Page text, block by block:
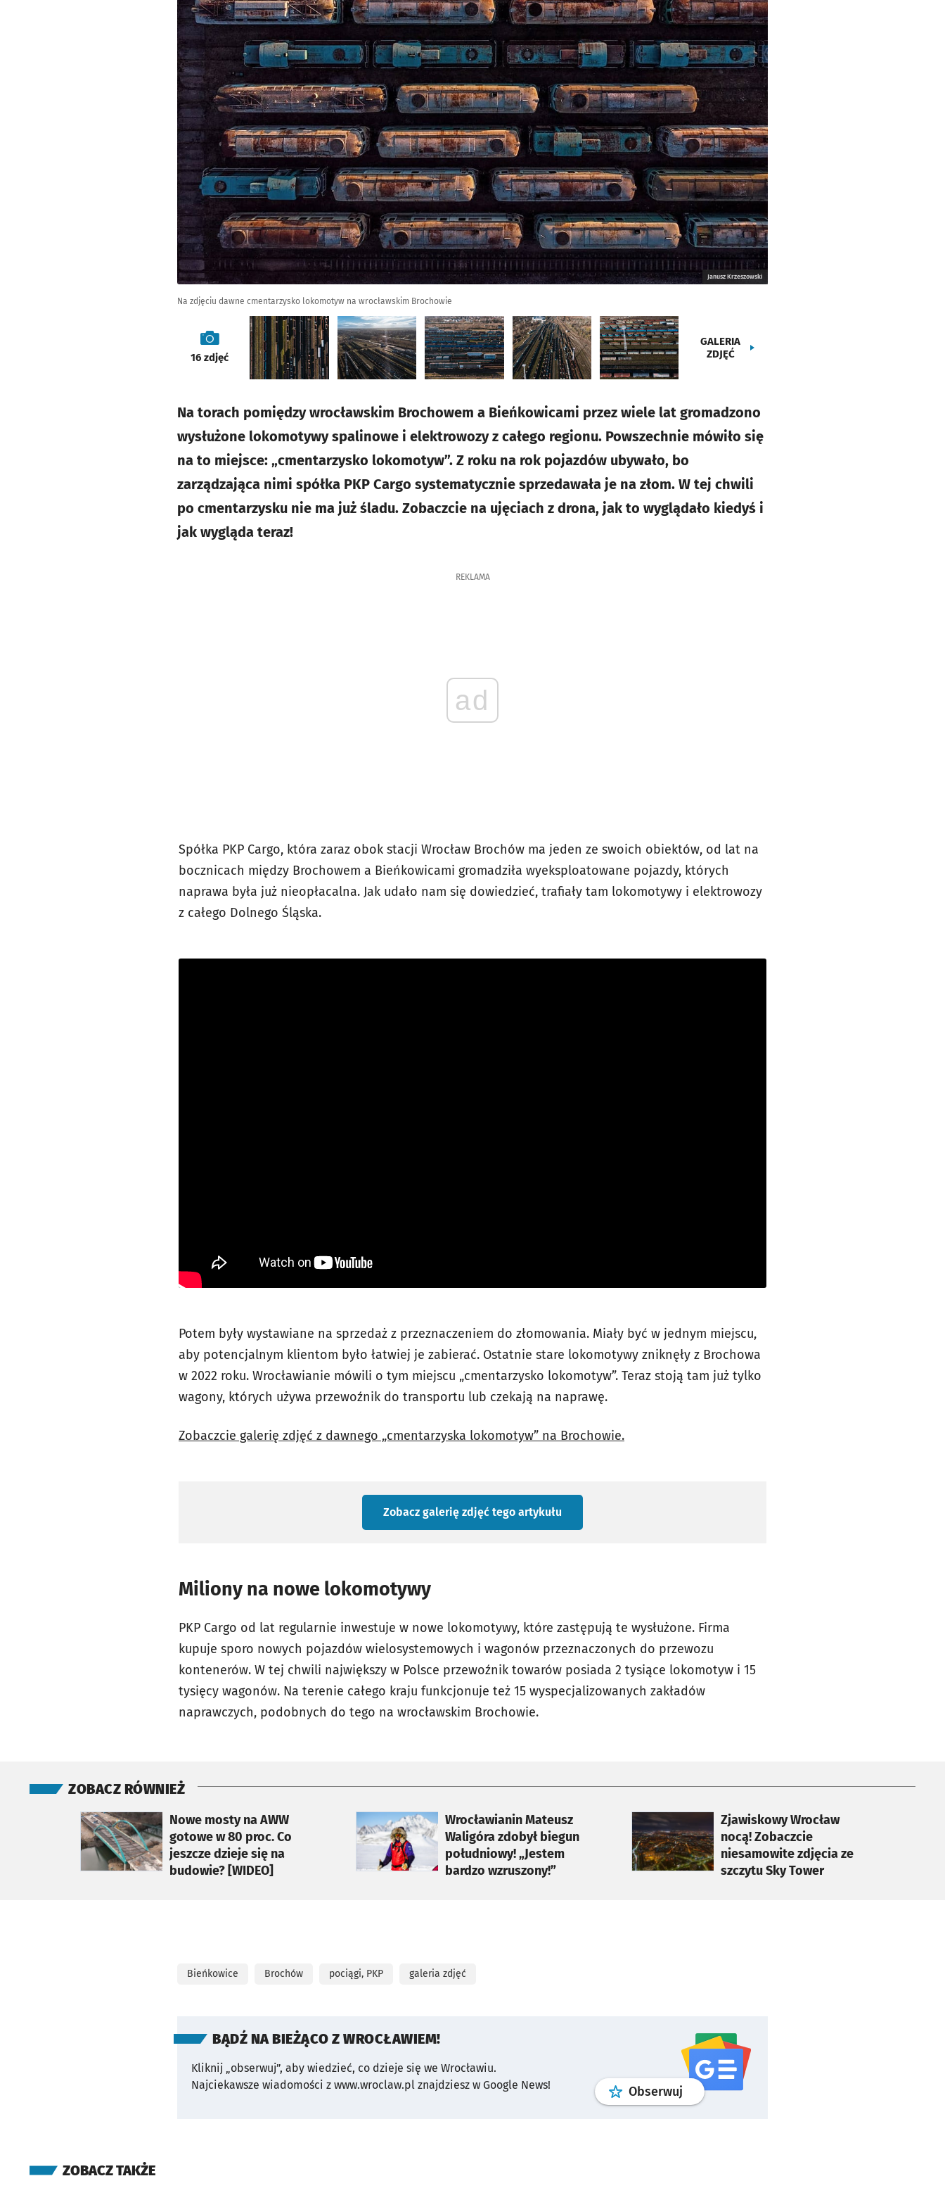
Janusz Krzeszowski
Na zdjęciu dawne cmentarzysko lokomotyw na wrocławskim Brochowie
galeria
16zdjęć
GALERIA
ZDJĘĆ
Na torach pomiędzy wrocławskim Brochowem a Bieńkowicami przez wiele lat gromadzono
wysłużone lokomotywy spalinowe i elektrowozy z całego regionu. Powszechnie mówiło się
na to miejsce: „cmentarzysko lokomotyw”. Z roku na rok pojazdów ubywało, bo
zarządzająca nimi spółka PKP Cargo systematycznie sprzedawała je na złom. W tej chwili
po cmentarzysku nie ma już śladu. Zobaczcie na ujęciach z drona, jak to wyglądało kiedyś i
jak wygląda teraz!
REKLAMA
ad
Spółka PKP Cargo, która zaraz obok stacji Wrocław Brochów ma jeden ze swoich obiektów, od lat na
bocznicach między Brochowem a Bieńkowicami gromadziła wyeksploatowane pojazdy, których
naprawa była już nieopłacalna. Jak udało nam się dowiedzieć, trafiały tam lokomotywy i elektrowozy
z całego Dolnego Śląska.
Potem były wystawiane na sprzedaż z przeznaczeniem do złomowania. Miały być w jednym miejscu,
aby potencjalnym klientom było łatwiej je zabierać. Ostatnie stare lokomotywy zniknęły z Brochowa
w 2022 roku. Wrocławianie mówili o tym miejscu „cmentarzysko lokomotyw”. Teraz stoją tam już tylko
wagony, których używa przewoźnik do transportu lub czekają na naprawę.
Zobaczcie galerię zdjęć z dawnego „cmentarzyska lokomotyw” na Brochowie.
Zobacz galerię zdjęć tego artykułu
Miliony na nowe lokomotywy
PKP Cargo od lat regularnie inwestuje w nowe lokomotywy, które zastępują te wysłużone. Firma
kupuje sporo nowych pojazdów wielosystemowych i wagonów przeznaczonych do przewozu
kontenerów. W tej chwili największy w Polsce przewoźnik towarów posiada 2 tysiące lokomotyw i 15
tysięcy wagonów. Na terenie całego kraju funkcjonuje też 15 wyspecjalizowanych zakładów
naprawczych, podobnych do tego na wrocławskim Brochowie.
ZOBACZ RÓWNIEŻ
Nowe mosty na AWW
gotowe w 80 proc. Co
jeszcze dzieje się na
budowie? [WIDEO]
otworzy się w nowej karcie
Wrocławianin Mateusz
Waligóra zdobył biegun
południowy! „Jestem
bardzo wzruszony!”
otworzy się w nowej karcie
Zjawiskowy Wrocław
nocą! Zobaczcie
niesamowite zdjęcia ze
szczytu Sky Tower
otworzy się w nowej karcie
Bieńkowice Brochów pociągi, PKP galeria zdjęć
BĄDŹ NA BIEŻĄCO Z WROCŁAWIEM!
Kliknij „obserwuj”, aby wiedzieć, co dzieje się we Wrocławiu.
Najciekawsze wiadomości z www.wroclaw.pl znajdziesz w Google News!
Obserwuj profilgoogle news
ZOBACZ TAKŻE